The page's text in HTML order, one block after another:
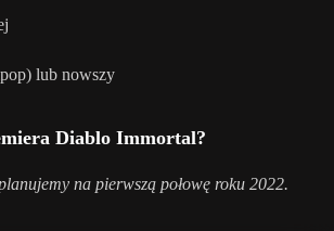
lub nowszy
Diablo Immortal?
na pierwszą połowę roku 2022.